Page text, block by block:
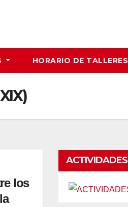
HORARIO DE TALLERES
los
ACTIVIDADES